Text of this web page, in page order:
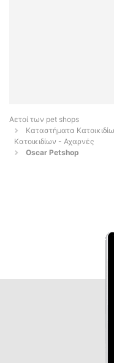
Αετοί των pet shops
Καταστήματα
Κατοικιδίων - Αχαρνές
Oscar Petshop